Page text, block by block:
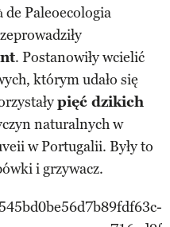
Paleoecologia
. Postanowiły wcielić
którym udało się
pięć dzikich
naturalnych w
w Portugalii. Były to
i grzywacz.